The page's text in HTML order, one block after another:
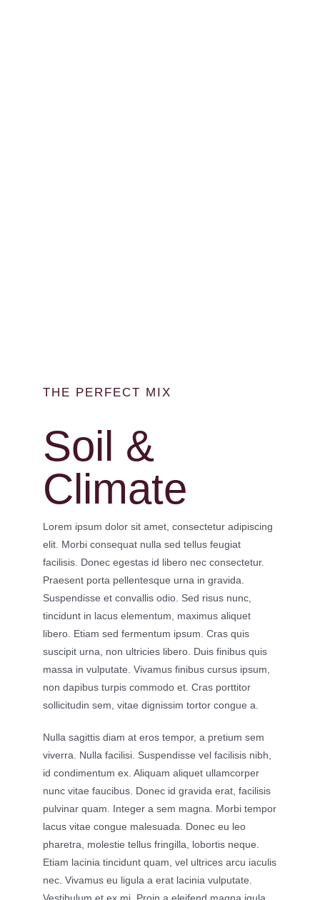
THE PERFECT MIX
Soil &
Climate
Lorem ipsum dolor sit amet, consectetur adipiscing
elit. Morbi consequat nulla sed tellus feugiat
facilisis. Donec egestas id libero nec consectetur.
Praesent porta pellentesque urna in gravida.
Suspendisse et convallis odio. Sed risus nunc,
tincidunt in lacus elementum, maximus aliquet
libero. Etiam sed fermentum ipsum. Cras quis
suscipit urna, non ultricies libero. Duis finibus quis
massa in vulputate. Vivamus finibus cursus ipsum,
non dapibus turpis commodo et. Cras porttitor
sollicitudin sem, vitae dignissim tortor congue a.
Nulla sagittis diam at eros tempor, a pretium sem
viverra. Nulla facilisi. Suspendisse vel facilisis nibh,
id condimentum ex. Aliquam aliquet ullamcorper
nunc vitae faucibus. Donec id gravida erat, facilisis
pulvinar quam. Integer a sem magna. Morbi tempor
lacus vitae congue malesuada. Donec eu leo
pharetra, molestie tellus fringilla, lobortis neque.
Etiam lacinia tincidunt quam, vel ultrices arcu iaculis
nec. Vivamus eu ligula a erat lacinia vulputate.